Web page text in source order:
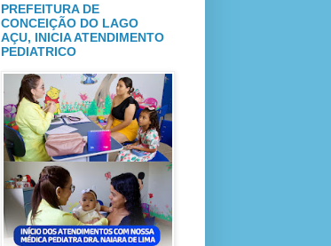
PREFEITURA DE
CONCEIÇÃO DO LAGO
AÇU, INICIA ATENDIMENTO
PEDIATRICO